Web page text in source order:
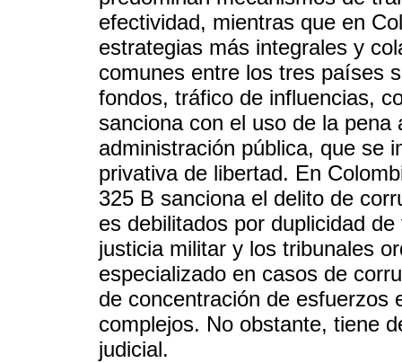
efectividad, mientras que en
estrategias más integrales y
comunes entre los tres países
fondos, tráfico de influencias,
sanciona con el uso de la
administración pública, que se
privativa de libertad. En
325 B sanciona el delito de
es debilitados por duplicidad
justicia militar y los tribunales
especializado en casos de
de concentración de esfuerzos
complejos. No obstante, tiene
judicial.